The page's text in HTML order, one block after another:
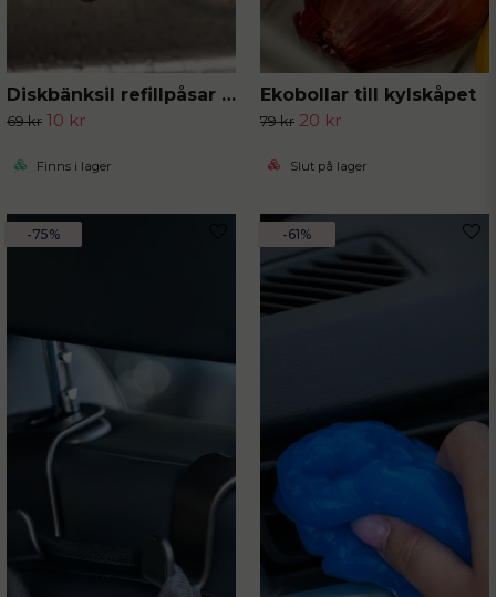
Diskbänksil refillpåsar 50-pack
69 kr 10 kr
Finns i lager
Ekobollar till kylskåpet
79 kr 20 kr
Slut på lager
-75% -61%